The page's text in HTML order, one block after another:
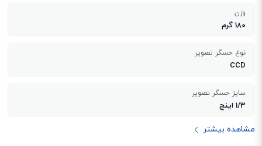
وزن
180 گرم
نوع حسگر تصویر
CCD
سایز حسگر تصویر
1/3 اینچ
مشاهده بیشتر